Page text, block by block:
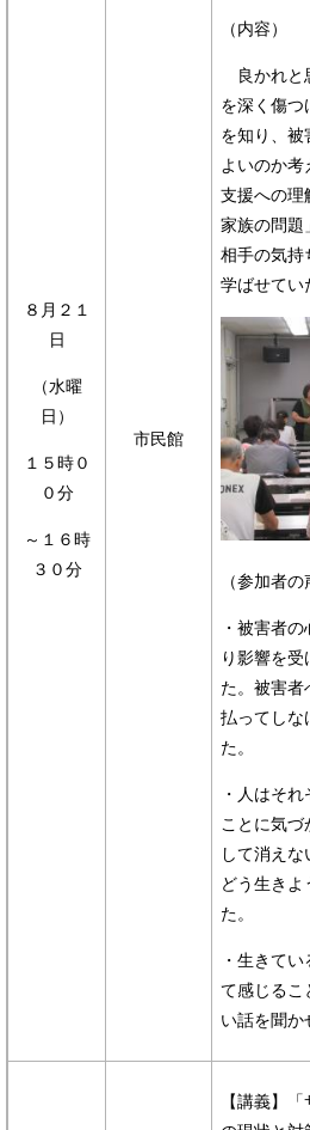
８月２１
日
（水曜
日）
１５時０
０分
～１６時
３０分
市民館
（内容）
良かれと
を深く傷つ
を知り、被
よいのか考
支援への理
家族の問題
相手の気持
学ばせてい
（参加者の
・被害者
り影響を
た。被害者
払ってしな
た。
・人はそ
ことに気
して消え
どう生きよ
た。
・生きて
て感じるこ
い話を聞か
【講義】